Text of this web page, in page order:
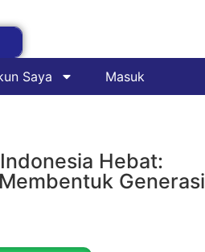
Saya Masuk
Hebat:
Generasi